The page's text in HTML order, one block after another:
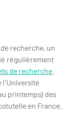
recherche, un
régulièrement
de recherche
l'Université
printemps) des
en France.